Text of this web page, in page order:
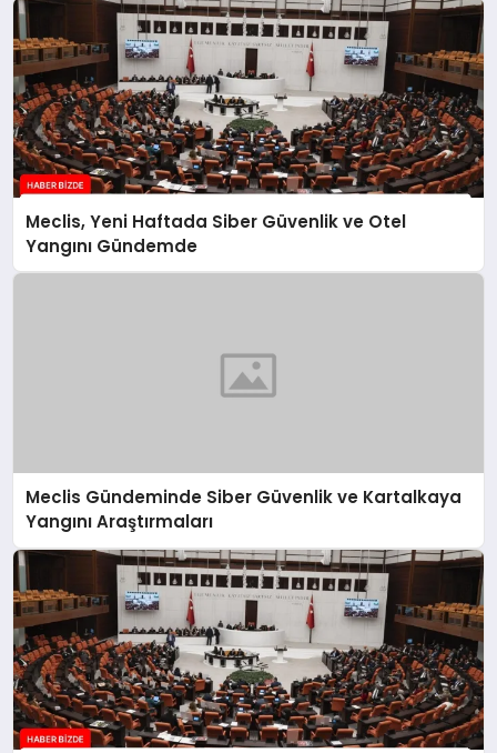
Meclis, Yeni Haftada Siber Güvenlik ve Otel
Yangını Gündemde
Meclis Gündeminde Siber Güvenlik ve Kartalkaya
Yangını Araştırmaları